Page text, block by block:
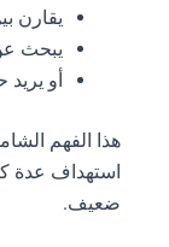
يقارن
يبحث
أو يريد
هذا الفهم
استهداف عدة
ضعيف.